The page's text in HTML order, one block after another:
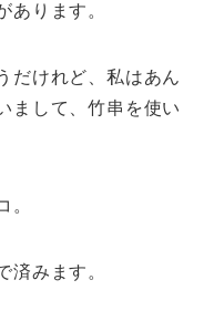
あります。
だけれど、私はあん
まして、竹串を使い
。
済みます。